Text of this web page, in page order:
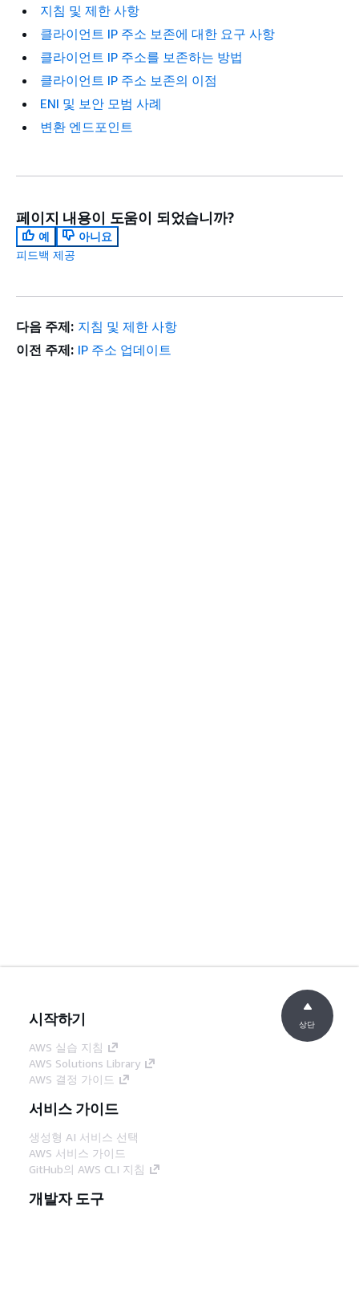
지침 및 제한 사항
클라이언트 IP 주소 보존에 대한 요구 사항
클라이언트 IP 주소를 보존하는 방법
클라이언트 IP 주소 보존의 이점
ENI 및 보안 모범 사례
변환 엔드포인트
페이지 내용이 도움이 되었습니까?
예
아니요
피드백 제공
다음 주제: 지침 및 제한 사항
이전 주제: IP 주소 업데이트
시작하기
AWS 실습 지침
AWS Solutions Library
AWS 결정 가이드
서비스 가이드
생성형 AI 서비스 선택
AWS 서비스 가이드
GitHub의 AWS CLI 지침
개발자 도구
상단